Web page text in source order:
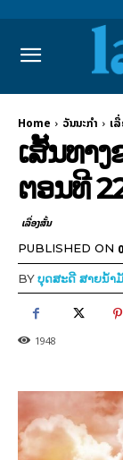
Home ວັນນະກຳ ເ
ເສັ້ນທາ
ຕອນທີ
ເລື່ອງສັ້ນ
PUBLISHED ON
BYບຸດສະດີ ສາຍນ້ຳ
1948